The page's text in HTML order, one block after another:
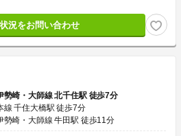
況をお問い合わせ
勢崎・大師線 北千住駅 徒歩7分
線 千住大橋駅 徒歩7分
勢崎・大師線 牛田駅 徒歩11分